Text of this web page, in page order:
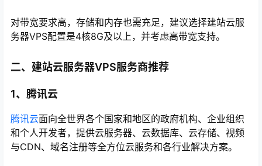
对带宽要求高，存储和内存也需充足，建议选择建站云服
务器VPS配置是4核8G及以上，并考虑高带宽支持。
二、建站云服务器VPS服务商推荐
1、腾讯云
腾讯云面向全世界各个国家和地区的政府机构、企业组织
和个人开发者，提供云服务器、云数据库、云存储、视频
与CDN、域名注册等全方位云服务和各行业解决方案。